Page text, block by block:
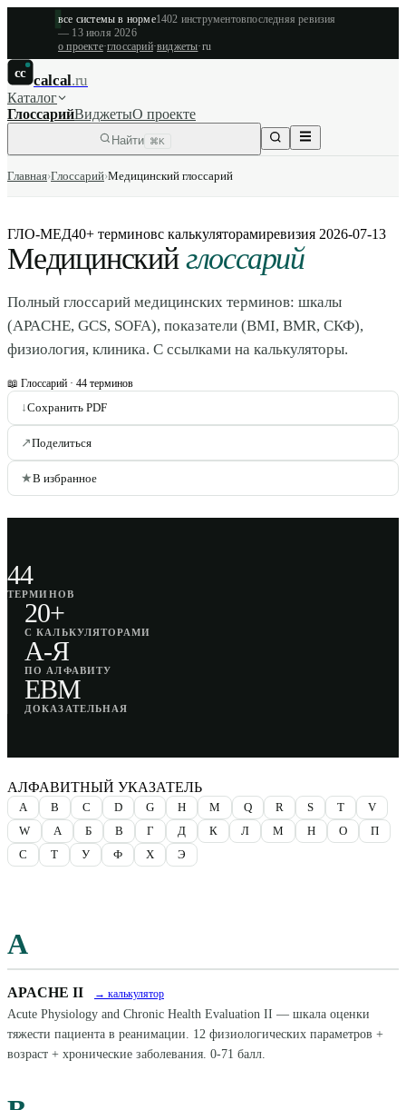
все системы в норме1402 инструментовпоследняя ревизия
— 13 июля 2026
о проекте·глоссарий·виджеты·ru
cc calcal.ru
Каталог
ГлоссарийВиджетыО проекте
Найти ⌘K
Главная›Глоссарий›Медицинский глоссарий
ГЛО-МЕД40+ терминовс калькуляторамиревизия 2026-07-13
Медицинскийглоссарий
Полный глоссарий медицинских терминов: шкалы
(APACHE, GCS, SOFA), показатели (BMI, BMR, СКФ),
физиология, клиника. С ссылками на калькуляторы.
📖 Глоссарий · 44 терминов
↓Сохранить PDF
↗Поделиться
★В избранное
44
ТЕРМИНОВ
20+
С КАЛЬКУЛЯТОРАМИ
A-Я
ПО АЛФАВИТУ
EBM
ДОКАЗАТЕЛЬНАЯ
АЛФАВИТНЫЙ УКАЗАТЕЛЬ
A B C D G H M Q R S T
V
W
А Б В Г Д К Л М Н О
П
С
Т У Ф Х Э
A
APACHE II → калькулятор
Acute Physiology and Chronic Health Evaluation II — шкала оценки
тяжести пациента в реанимации. 12 физиологических параметров +
возраст + хронические заболевания. 0-71 балл.